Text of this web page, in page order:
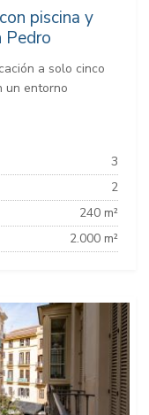
piscina y
Pedro
a solo cinco
un entorno
3
2
240 m²
2.000 m²